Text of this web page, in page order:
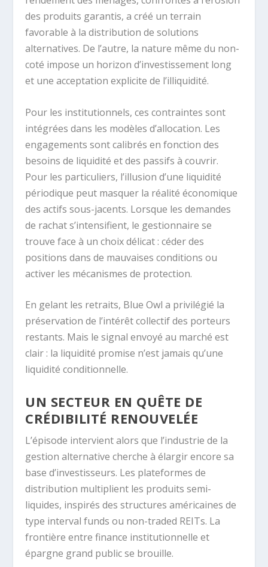
des produits garantis, a créé un terrain
favorable à la distribution de solutions
alternatives. De l’autre, la nature même du non-
coté impose un horizon d’investissement long
et une acceptation explicite de l’illiquidité.
Pour les institutionnels, ces contraintes sont
intégrées dans les modèles d’allocation. Les
engagements sont calibrés en fonction des
besoins de liquidité et des passifs à couvrir.
Pour les particuliers, l’illusion d’une liquidité
périodique peut masquer la réalité économique
des actifs sous-jacents. Lorsque les demandes
de rachat s’intensifient, le gestionnaire se
trouve face à un choix délicat : céder des
positions dans de mauvaises conditions ou
activer les mécanismes de protection.
En gelant les retraits, Blue Owl a privilégié la
préservation de l’intérêt collectif des porteurs
restants. Mais le signal envoyé au marché est
clair : la liquidité promise n’est jamais qu’une
liquidité conditionnelle.
UN SECTEUR EN QUÊTE DE
CRÉDIBILITÉ RENOUVELÉE
L’épisode intervient alors que l’industrie de la
gestion alternative cherche à élargir encore sa
base d’investisseurs. Les plateformes de
distribution multiplient les produits semi-
liquides, inspirés des structures américaines de
type interval funds ou non-traded REITs. La
frontière entre finance institutionnelle et
épargne grand public se brouille.